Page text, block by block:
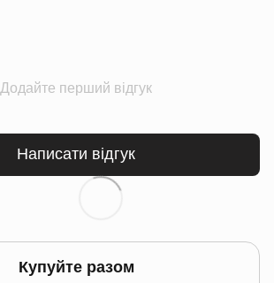
Додайте перший відгук
Написати відгук
Купуйте разом